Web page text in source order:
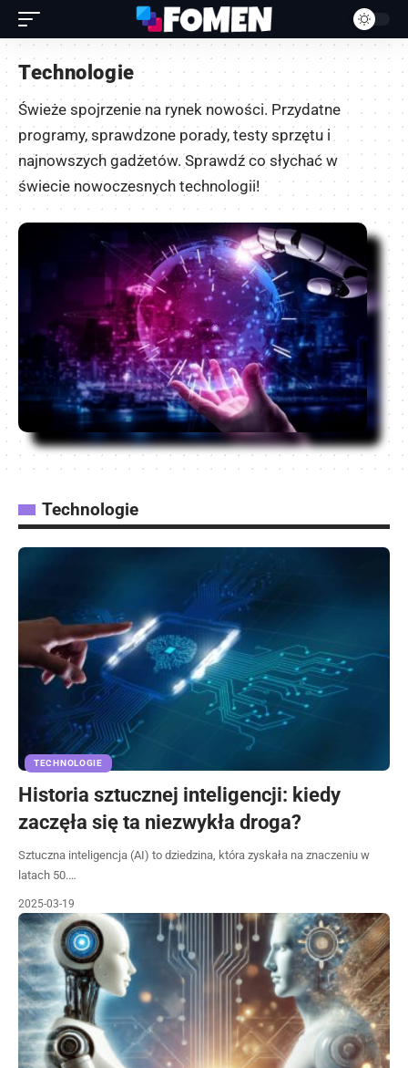
Technologie
Świeże spojrzenie na rynek nowości. Przydatne
programy, sprawdzone porady, testy sprzętu i
najnowszych gadżetów. Sprawdź co słychać w
świecie nowoczesnych technologii!
Technologie
TECHNOLOGIE
Historia sztucznej inteligencji: kiedy
zaczęła się ta niezwykła droga?
Sztuczna inteligencja (AI) to dziedzina, która zyskała na znaczeniu w
latach 50.…
2025-03-19